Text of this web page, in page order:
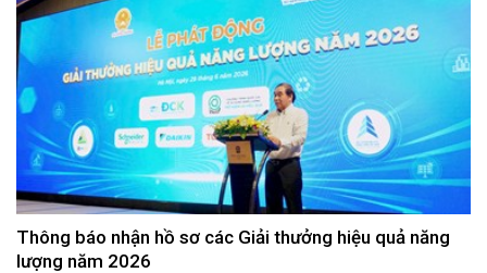
Thông báo nhận hồ sơ các Giải thưởng hiệu quả năng
lượng năm 2026